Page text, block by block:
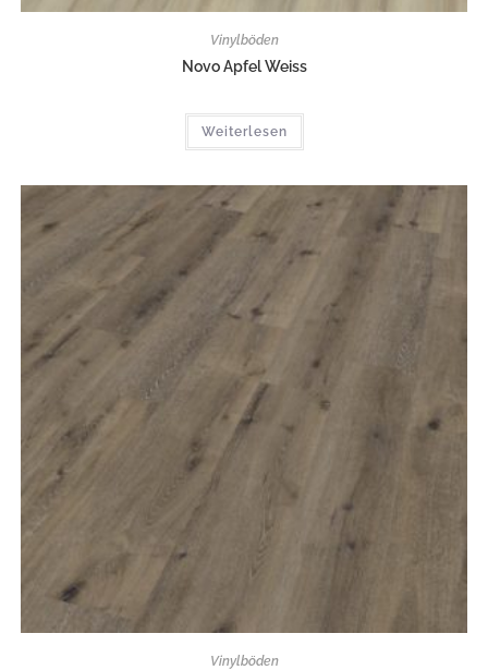
Vinylböden
Novo Apfel Weiss
Weiterlesen
Vinylböden